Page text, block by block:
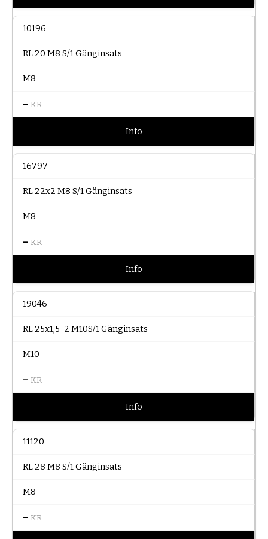
10196
RL 20 M8 S/1 Gänginsats
M8
– KR
Info
16797
RL 22x2 M8 S/1 Gänginsats
M8
– KR
Info
19046
RL 25x1,5-2 M10S/1 Gänginsats
M10
– KR
Info
11120
RL 28 M8 S/1 Gänginsats
M8
– KR